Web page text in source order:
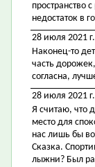
пространство
недостаток в
28 июля 2021
Наконец-то
часть
согласна,
28 июля 2021
Я считаю, что
место для
нас лишь бы
Сказка.
лыжни? Был